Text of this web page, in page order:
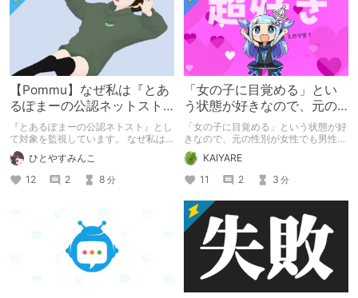
【Pommu】なぜ私は『とあ
るぽまーの公認ネットスト
ーカー』になったのか【出
会い編】
『とあるぽまーの公認ネトスト』とし
て対象を監視しています。 なぜ私は
このような行動をとるに至ったのか。
これまでのあゆみを振り返ります。
ひとやすみんこ
12
2 8 分
「女の子に目覚める」とい
う状態が好きなので、元の
性別が女性でも男性でも問
題ない話
「女の子に目覚める」という状態が好
きなので、元の性別が女性でも男性で
も問題ない話
KAIYARE
11
2 3 分